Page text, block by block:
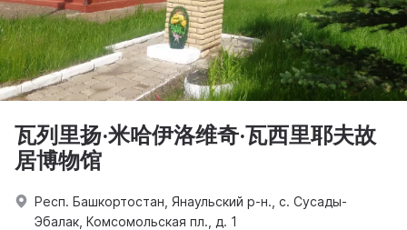
瓦列里扬·米哈伊洛维奇·瓦西里耶夫故
居博物馆
Респ. Башкортостан, Янаульский р-н., с. Сусады-
Эбалак, Комсомольская пл., д. 1